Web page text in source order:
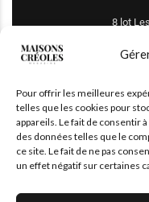
Pour offrir les meilleures
telles que les cookies pour
appareils. Le fait de consentir
des données telles que le
ce site. Le fait de ne pas
un effet négatif sur certaines
8 lot